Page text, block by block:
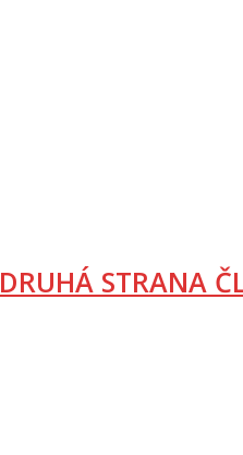
DRUHÁ STRANA